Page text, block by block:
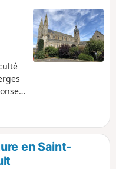
en Saint-